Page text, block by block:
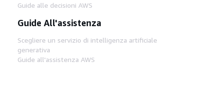
Guide alle decisioni AWS
Guide All'assistenza
Scegliere un servizio di intelligenza artificiale
generativa
Guide all'assistenza AWS